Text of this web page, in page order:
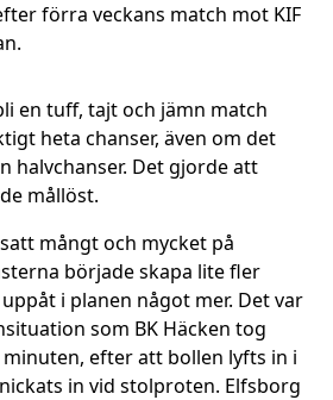
förra veckans match mot KIF
en tuff, tajt och jämn match
heta chanser, även om det
halvchanser. Det gjorde att
mållöst.
mångt och mycket på
började skapa lite fler
i planen något mer. Det var
som BK Häcken tog
minuten, efter att bollen lyfts in i
in vid stolproten. Elfsborg